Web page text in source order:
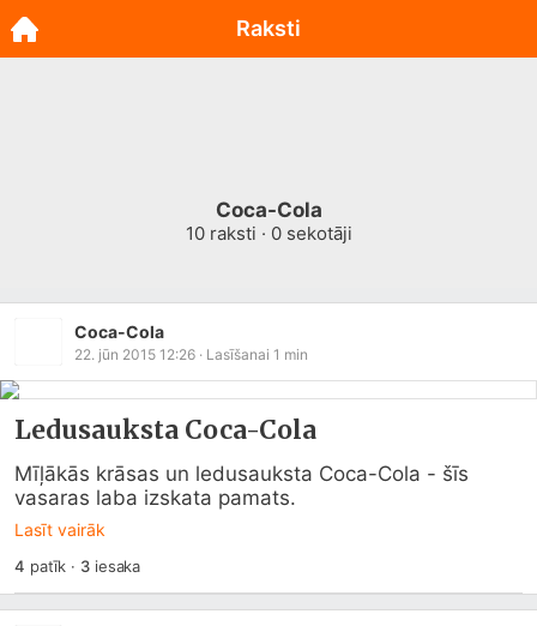
Coca-Cola
10raksti · 0sekotāji
Coca-Cola
22. jūn 2015 12:26 · Lasīšanai 1 min
Ledusauksta Coca-Cola
Mīļākās krāsas un ledusauksta Coca-Cola - šīs
vasaras laba izskata pamats.
Lasīt vairāk
4 patīk · 3iesaka
Raksti